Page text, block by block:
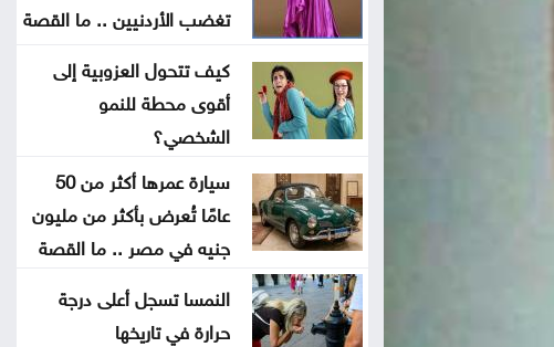
بالسعودية
إردوغان يصل إلى جدة
ارتفاع كبير في الصادرات والواردات
الصينية
الاحتلال يلقي قنبلة باتجاه جرافة
للجيش اللبناني بالمنصوري
تغضب الأردنيين .. ما القصة
كيف تتحول العزوبية إلى
أقوى محطة للنمو
الشخصي؟
سيارة عمرها أكثر من 50
عامًا تُعرض بأكثر من مليون
جنيه في مصر .. ما القصة
النمسا تسجل أعلى درجة
حرارة في تاريخها